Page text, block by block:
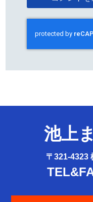
池上
〒321-4323